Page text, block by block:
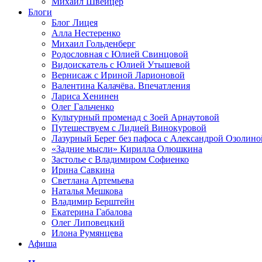
Блоги
Блог Лицея
Алла Нестеренко
Михаил Гольденберг
Родословная с Юлией Свинцовой
Видоискатель с Юлией Утышевой
Вернисаж с Ириной Ларионовой
Валентина Калачёва. Впечатления
Лариса Хенинен
Олег Гальченко
Культурный променад с Зоей Арнаутовой
Путешествуем с Лидией Винокуровой
Лазурный Берег без пафоса с Александрой
«Задние мысли» Кирилла Олюшкина
Застолье с Владимиром Софиенко
Ирина Савкина
Светлана Артемьева
Наталья Мешкова
Владимир Берштейн
Екатерина Габалова
Олег Липовецкий
Илона Румянцева
Афиша